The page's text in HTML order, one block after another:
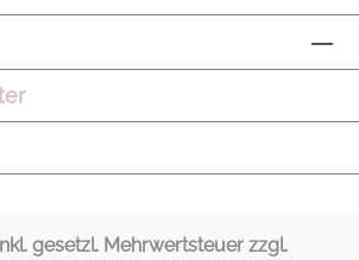
gesetzl. Mehrwertsteuer zzgl.